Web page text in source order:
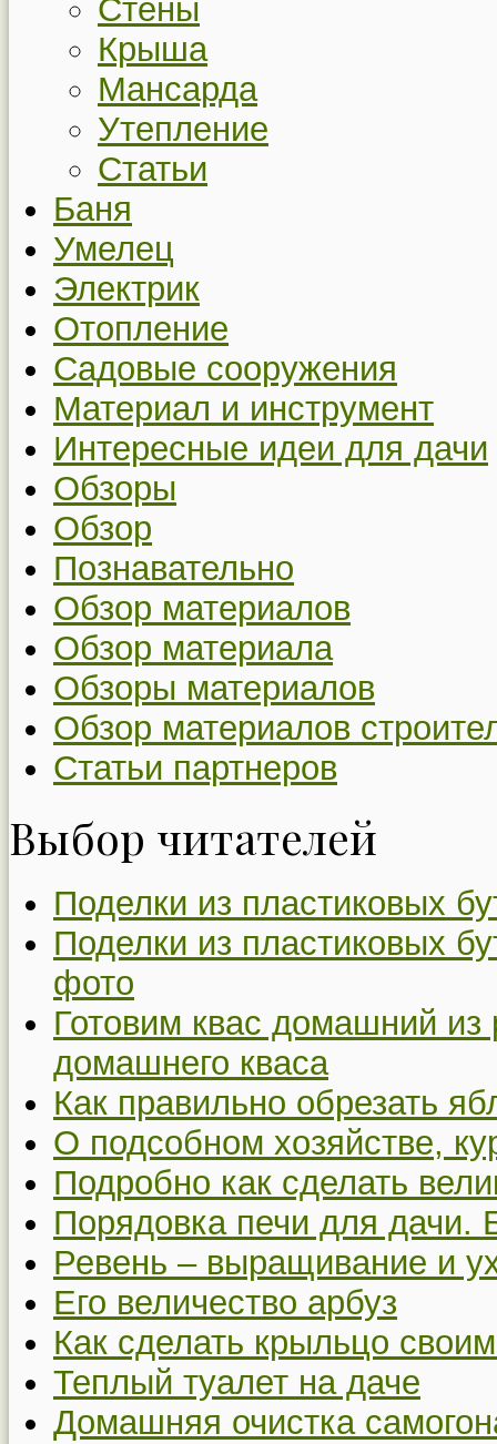
Стены
Крыша
Мансарда
Утепление
Статьи
Баня
Умелец
Электрик
Отопление
Садовые сооружения
Материал и инструмент
Интересные идеи для дачи
Обзоры
Обзор
Познавательно
Обзор материалов
Обзор материала
Обзоры материалов
Обзор материалов
Статьи партнеров
Выбор читателей
Поделки из пластиковых
Поделки из пластиковых
фото
Готовим квас домашний
домашнего кваса
Как правильно обрезать
О подсобном хозяйстве,
Подробно как сделать
Порядовка печи для дачи.
Ревень – выращивание и
Его величество арбуз
Как сделать крыльцо
Теплый туалет на даче
Домашняя очистка